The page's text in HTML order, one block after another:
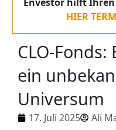
HIER
CLO-
ein
Universum
17. Juli 2025
Ali